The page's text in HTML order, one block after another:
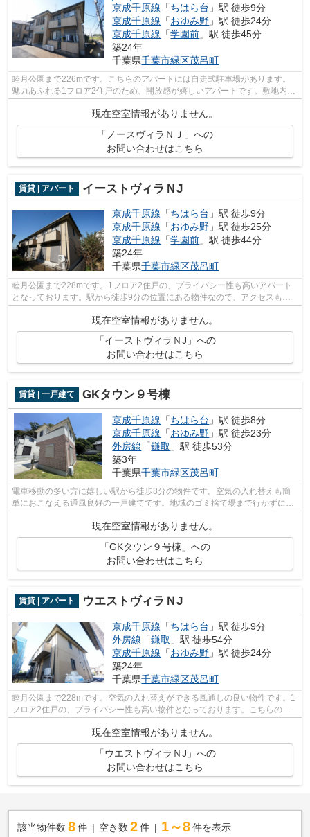
京成千原線 「ちはら台 」駅 徒歩9分
京成千原線 「おゆみ野 」駅 徒歩24分
京成千原線 「学園前 」駅 徒歩45分
築24年
千葉県千葉市緑区茂呂町
睦月公園まで226mです。こちらのアパートには自走式駐車場があります。
魅力あふれる1フロア2住戸のため、開放感が嬉しいアパートです。敷地内ご
み置き場があるので、忙しくてゴミを出...
現在空室情報がありません。
「ノースヴィラＮＪ」への
お問い合わせはこちら
賃貸 | アパート イーストヴィラＮJ
京成千原線 「ちはら台 」駅 徒歩9分
京成千原線 「おゆみ野 」駅 徒歩25分
京成千原線 「学園前 」駅 徒歩44分
築24年
千葉県千葉市緑区茂呂町
睦月公園まで228mです。1フロア2住戸の、プライバシー性も高いアパート
となっております。駅から徒歩9分の位置にある物件なので、アクセスも良
好です。こちらのアパートには自走式駐車...
現在空室情報がありません。
「イーストヴィラＮJ」への
お問い合わせはこちら
賃貸 | 一戸建て GKタウン９号棟
京成千原線 「ちはら台 」駅 徒歩8分
京成千原線 「おゆみ野 」駅 徒歩23分
外房線 「鎌取 」駅 徒歩53分
築3年
千葉県千葉市緑区茂呂町
電車移動の多い方に嬉しい駅から徒歩8分の物件です。空気の入れ替えも簡
単におこなえる通風良好の一戸建てです。地域のゴミ捨て場まで行かずにサ
現在空室情報がありません。
「GKタウン９号棟」への
お問い合わせはこちら
賃貸 | アパート ウエストヴィラＮJ
京成千原線 「ちはら台 」駅 徒歩9分
外房線 「鎌取 」駅 徒歩54分
京成千原線 「おゆみ野 」駅 徒歩24分
築24年
千葉県千葉市緑区茂呂町
睦月公園まで228mです。空気の入れ替えができる風通しの良い物件です。1
フロア2住戸の、プライバシー性も高い物件となっております。こちらの物
現在空室情報がありません。
「ウエストヴィラＮJ」への
お問い合わせはこちら
該当物件数 8件 空き数 2 件 1～8 件を表示